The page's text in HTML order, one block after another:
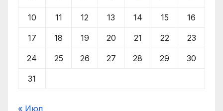
10 11 12 13 14 15 16
17 18 19 20 21 22 23
24 25 26 27 28 29 30
31
« Июл